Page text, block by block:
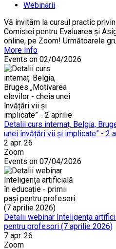
Webinarii
Vă invităm la cursul practic
Comisiei pentru Evaluarea și
online, pe Zoom! Următoarele
More Info
Events on 02/04/2026
Detalii curs internaț. Belgia,
unei învățări vii și implicate” - 2
2 apr. 26
Zoom
Events on 07/04/2026
Detalii webinar Inteligența
pentru profesori (7 aprilie 2026)
7 apr. 26
Zoom